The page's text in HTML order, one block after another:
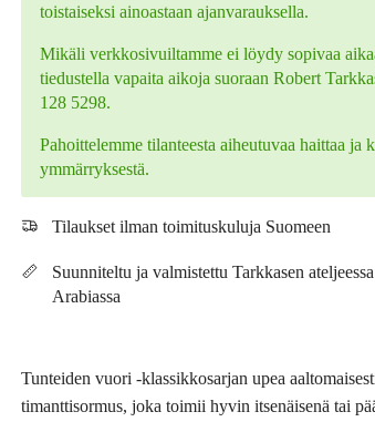
toistaiseksi ainoastaan ajanvarauksella.
Mikäli verkkosivuiltamme ei löydy sopivaa
tiedustella vapaita aikoja suoraan Robert
128 5298.
Pahoittelemme tilanteesta aiheutuvaa haittaa ja
ymmärryksestä.
Tilaukset ilman toimituskuluja Suomeen
Suunniteltu ja valmistettu Tarkkasen
Arabiassa
Tunteiden vuori -klassikkosarjan upea
timanttisormus, joka toimii hyvin itsenäisenä tai